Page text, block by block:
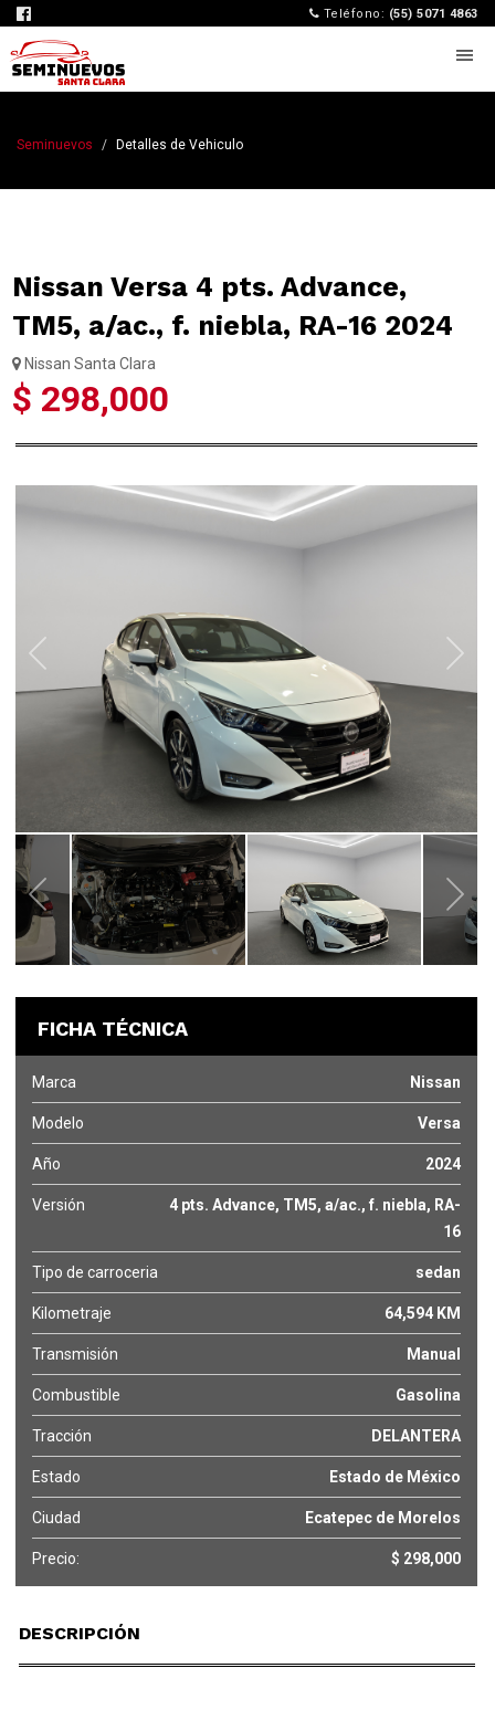
Teléfono: (55) 5071 4863
Seminuevos Detalles de Vehiculo
Nissan Versa 4 pts. Advance,
TM5, a/ac., f. niebla, RA-16 2024
Nissan Santa Clara
$ 298,000
FICHA TÉCNICA
Marca Nissan
Modelo Versa
Año 2024
Versión
4 pts. Advance, TM5, a/ac., f. niebla, RA-
16
Tipo de carroceria sedan
Kilometraje 64,594 KM
Transmisión Manual
Combustible Gasolina
Tracción DELANTERA
Estado Estado de México
Ciudad Ecatepec de Morelos
Precio: $ 298,000
DESCRIPCIÓN